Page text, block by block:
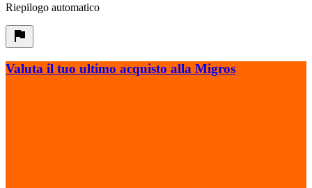
Riepilogo automatico
Valuta il tuo ultimo acquisto alla Migros